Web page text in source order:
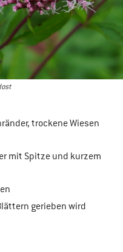
trockene Wiesen
mit Spitze und kurzem
gerieben wird